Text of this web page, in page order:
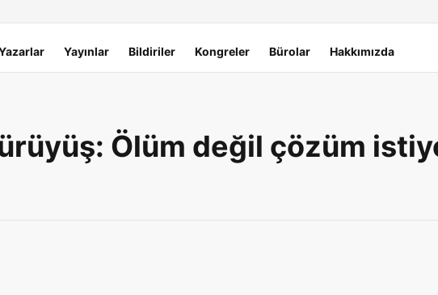
Yayınlar Bildiriler Kongreler Bürolar Hakkımızda
Ölüm değil çözüm